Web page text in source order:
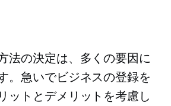
法の決定は、多くの要因に
。急いでビジネスの登録を
ットとデメリットを考慮し